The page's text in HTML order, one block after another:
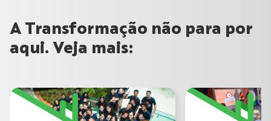
A Transformação não para por
aqui. Veja mais: